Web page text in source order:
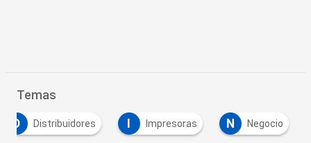
Temas
D Distribuidores Impresoras N Negocio